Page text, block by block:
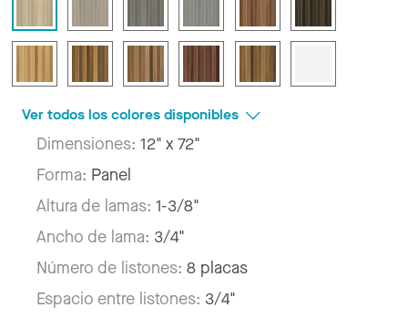
Ver todos los colores disponibles
Dimensiones: 12" x 72"
Forma: Panel
Altura de lamas: 1-3/8"
Ancho de lama: 3/4"
Número de listones: 8 placas
Espacio entre listones: 3/4"